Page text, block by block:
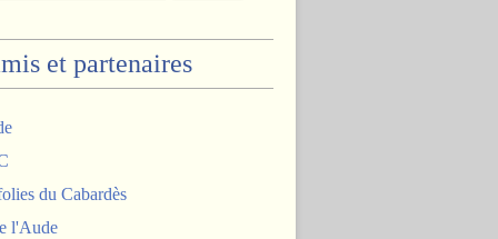
et partenaires
du Cabardès
l'Aude